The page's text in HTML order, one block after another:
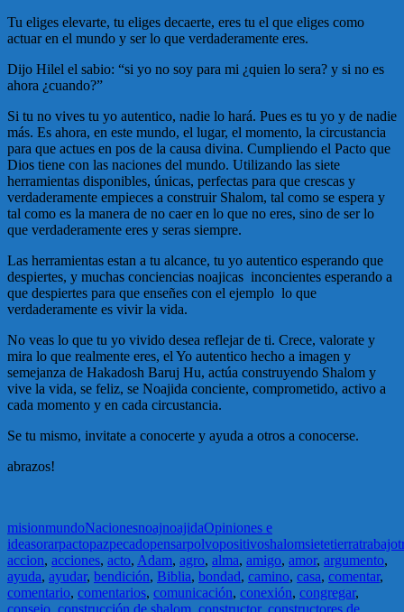
Tu eliges elevarte, tu eliges decaerte, eres tu el que eliges como
actuar en el mundo y ser lo que verdaderamente eres.
Dijo Hilel el sabio: “si yo no soy para mi ¿quien lo sera? y si no es
ahora ¿cuando?”
Si tu no vives tu yo autentico, nadie lo hará. Pues es tu yo y de nadie
más. Es ahora, en este mundo, el lugar, el momento, la circustancia
para que actues en pos de la causa divina. Cumpliendo el Pacto que
Dios tiene con las naciones del mundo. Utilizando las siete
herramientas disponibles, únicas, perfectas para que crescas y
verdaderamente empieces a construir Shalom, tal como se espera y
tal como es la manera de no caer en lo que no eres, sino de ser lo
que verdaderamente eres y seras siempre.
Las herramientas estan a tu alcance, tu yo autentico esperando que
despiertes, y muchas conciencias noajicas inconcientes esperando a
que despiertes para que enseñes con el ejemplo lo que
verdaderamente es vivir la vida.
No veas lo que tu yo vivido desea reflejar de ti. Crece, valorate y
mira lo que realmente eres, el Yo autentico hecho a imagen y
semejanza de Hakadosh Baruj Hu, actúa construyendo Shalom y
vive la vida, se feliz, se Noajida conciente, comprometido, activo a
cada momento y en cada circustancia.
Se tu mismo, invitate a conocerte y ayuda a otros a conocerse.
abrazos!
misionmundoNacionesnoajnoajidaOpiniones e
ideasorarpactopazpecadopensarpolvopositivoshalomsietetierratrabajo
accion, acciones, acto, Adam, agro, alma, amigo, amor, argumento,
ayuda, ayudar, bendición, Biblia, bondad, camino, casa, comentar,
comentario, comentarios, comunicación, conexión, congregar,
consejo construcción de shalom constructor, constructores de